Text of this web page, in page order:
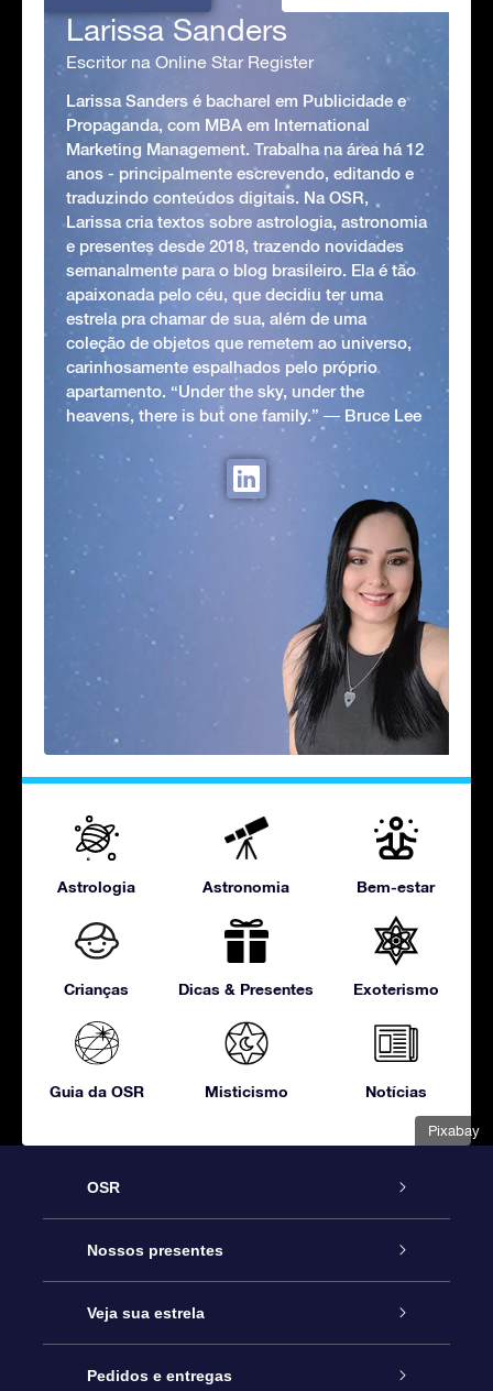
Pixabay
Larissa Sanders
Escritor na Online Star Register
Larissa Sanders é bacharel em Publicidade e
Propaganda, com MBA em International
Marketing Management. Trabalha na área há 12
anos - principalmente escrevendo, editando e
traduzindo conteúdos digitais. Na OSR,
Larissa cria textos sobre astrologia, astronomia
e presentes desde 2018, trazendo novidades
semanalmente para o blog brasileiro. Ela é tão
apaixonada pelo céu, que decidiu ter uma
estrela pra chamar de sua, além de uma
coleção de objetos que remetem ao universo,
carinhosamente espalhados pelo próprio
apartamento. “Under the sky, under the
heavens, there is but one family.” ― Bruce Lee
Astrologia Astronomia Bem-estar
Crianças Dicas & Presentes Exoterismo
Guia da OSR Misticismo Notícias
OSR
Serviço
Entre em contato conosco
Blog
Nossos presentes
Presente estrelar on-line
Pacote de presente da OSR
Veja sua estrela
Star Register
Pedidos e entregas